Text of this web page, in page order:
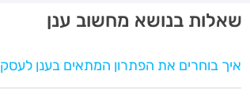
שאלות בנושא מחשוב ענן
איך בוחרים את הפתרון המתאים בענן